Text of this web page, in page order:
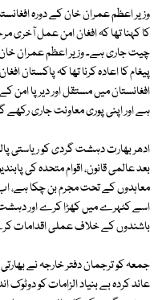
وزیر اعظم عمران خان کے دورہ
کا کہنا تھا کہ افغان امن عمل
چیت جاری ہے۔ وزیر اعظم عمران
پیغام کا اعادہ کرنا تھا کہ پاکستان
افغانستان میں مستقل اور دیرپا امن
ہے اور اپنی پوری معاونت جاری رکھے
ادھر بھارت دہشت گردی کو ریاستی
بعد عالمی قانون، اقوام متحدہ کی
معاہدوں کے تحت مجرم بن چکا ہے،
اسے کٹہرے میں کھڑا کرے اور
باشندوں کے خلاف عملی اقدامات
جمعہ کو ترجمان دفتر خارجہ نے
عائد کردہ بے بنیاد الزامات کو